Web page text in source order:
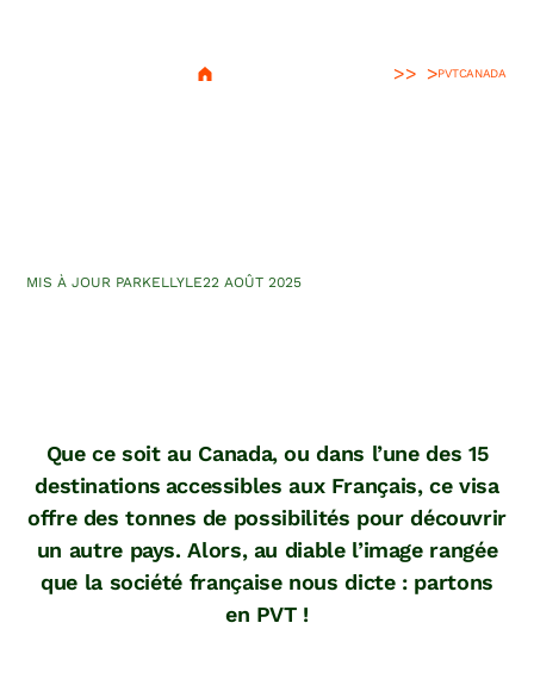
> PVTCANADA
MIS À JOUR PARKELLYLE22 AOÛT 2025
Que ce soit au Canada, ou dans l’une des 15
destinations accessibles aux Français, ce visa
offre des tonnes de possibilités pour découvrir
un autre pays. Alors, au diable l’image rangée
que la société française nous dicte : partons
en PVT !